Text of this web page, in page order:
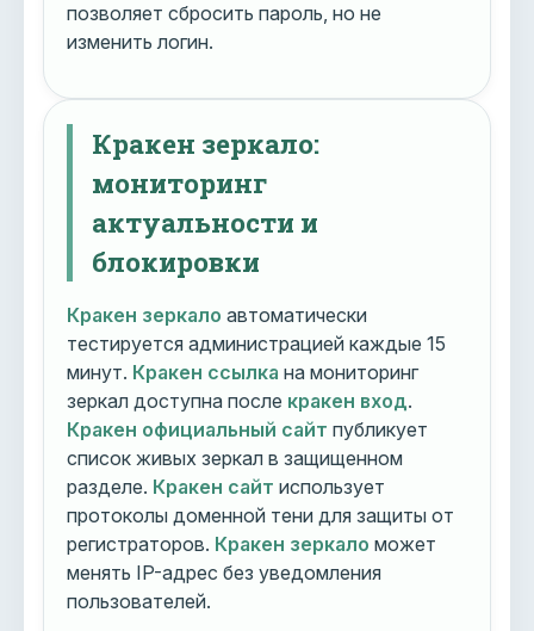
позволяет сбросить пароль, но не
изменить логин.
Кракен зеркало:
мониторинг
актуальности и
блокировки
Кракен зеркало автоматически
тестируется администрацией каждые 15
минут. Кракен ссылка на мониторинг
зеркал доступна после кракен вход.
Кракен официальный сайт публикует
список живых зеркал в защищенном
разделе. Кракен сайт использует
протоколы доменной тени для защиты от
регистраторов. Кракен зеркало может
менять IP-адрес без уведомления
пользователей.